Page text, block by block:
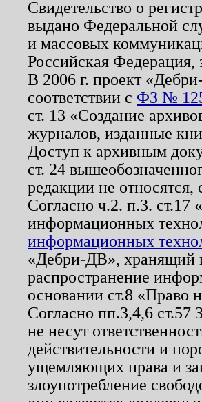
Свидетельство о
выдано Федеральной
и массовых
Российская
В 2006 г. проект
соответствии с ФЗ №
ст. 13 «Создание
журналов, изданные
Доступ к архивным
ст. 24
редакции не относятся,
Согласно ч.2. п.3. ст.17
информационных
информационных
«Дебри-ДВ», хранящий
распространение
основании ст.8 «Право
Согласно пп.3,4,6
не несут
действительности и
ущемляющих права и
злоупотребление